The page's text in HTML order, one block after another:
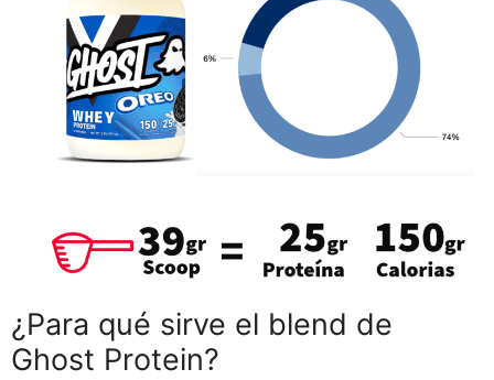
¿Para qué sirve el blend de
Ghost Protein?